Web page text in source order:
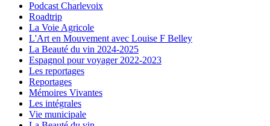
Podcast Charlevoix
Roadtrip
La Voie Agricole
L'Art en Mouvement avec Louise F Belley
La Beauté du vin 2024-2025
Espagnol pour voyager 2022-2023
Les reportages
Reportages
Mémoires Vivantes
Les intégrales
Vie municipale